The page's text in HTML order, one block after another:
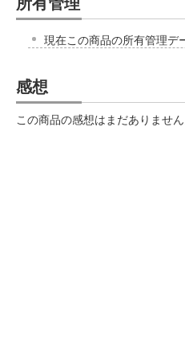
現在この商品の所有管理デ
感想
この商品の感想はまだありません